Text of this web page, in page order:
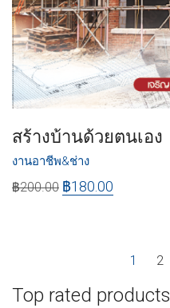
สร้างบ้านด้วยตนเอง
งานอาชีพ&ช่าง
฿200.00 ฿180.00
1 2
Top rated products